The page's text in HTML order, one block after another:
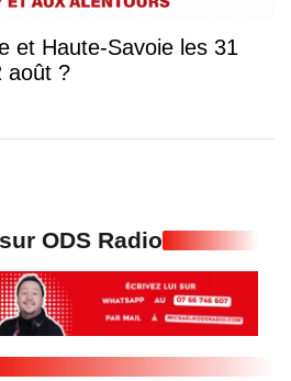
et Haute-Savoie les 31
juillet, 1er août et 2 août ?
ODS Radio